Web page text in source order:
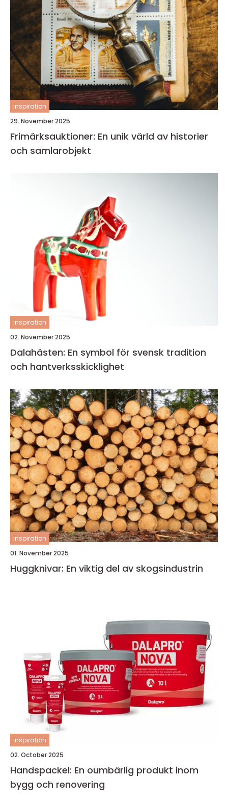
inspiration
29. November 2025
Frimärksauktioner: En unik värld av historier
och samlarobjekt
inspiration
02. November 2025
Dalahästen: En symbol för svensk tradition
och hantverksskicklighet
inspiration
01. November 2025
Huggknivar: En viktig del av skogsindustrin
inspiration
02. October 2025
Handspackel: En oumbärlig produkt inom
bygg och renovering